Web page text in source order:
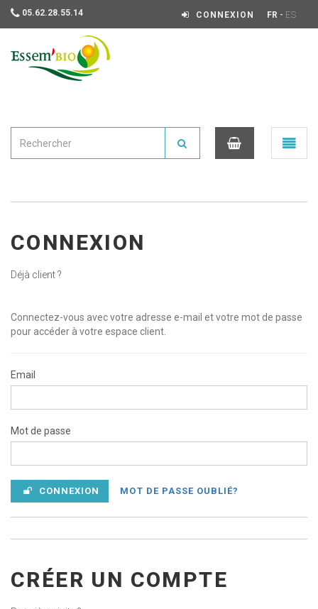
05.62.28.55.14 CONNEXION FR - ES
Ouvrir
le
CONNEXION
Déjà client ?
Connectez-vous avec votre adresse e-mail et votre mot de passe
pour accéder à votre espace client.
Email
Mot de passe
CONNEXION MOT DE PASSE OUBLIÉ?
CRÉER UN COMPTE